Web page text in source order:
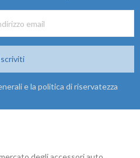
e la politica di riservatezza